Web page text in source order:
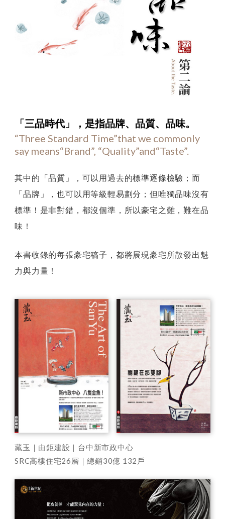
第
二
論
：
論
品
味
「三品時代」， 是指品牌、品質、品味。
“Three Standard Time”that we commonly
say means“Brand”, “Quality”and“Taste”.
其中的「品質」，可以用過去的標準逐條檢驗；而
「品牌」，也可以用等級輕易劃分；但唯獨品味沒有
標準！是非對錯，都沒個準，所以豪宅之難，難在品
味！
本書收錄的每張豪宅稿子，都將展現豪宅所散發出魅
力與力量！
藏玉｜由鉅建設｜台中新市政中心
SRC高樓住宅26層｜總銷30億 132戶